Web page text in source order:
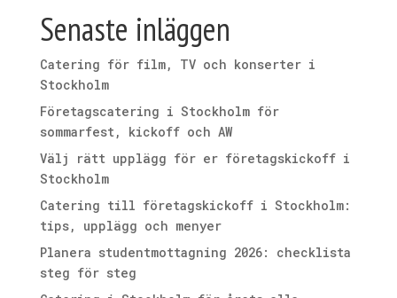
Senaste inläggen
Catering för film, TV och konserter i
Stockholm
Företagscatering i Stockholm för
sommarfest, kickoff och AW
Välj rätt upplägg för er företagskickoff i
Stockholm
Catering till företagskickoff i Stockholm:
tips, upplägg och menyer
Planera studentmottagning 2026: checklista
steg för steg